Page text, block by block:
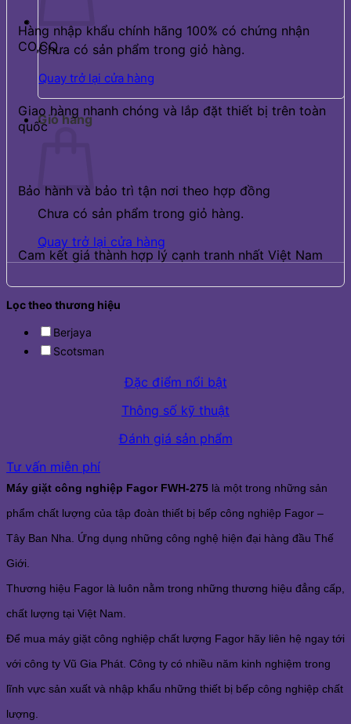
Chưa có sản phẩm trong giỏ hàng.
Quay trở lại cửa hàng
Giỏ hàng
Chưa có sản phẩm trong giỏ hàng.
Quay trở lại cửa hàng
Hàng nhập khẩu chính hãng 100% có chứng nhận
CO,CQ
Giao hàng nhanh chóng và lắp đặt thiết bị trên toàn
quốc
Bảo hành và bảo trì tận nơi theo hợp đồng
Cam kết giá thành hợp lý cạnh tranh nhất Việt Nam
Lọc theo thương hiệu
Berjaya
Scotsman
Đặc điểm nổi bật
Thông số kỹ thuật
Đánh giá sản phẩm
Tư vấn miễn phí
Máy giặt công nghiệp Fagor FWH-275 là một trong những sản
phẩm chất lượng của tập đoàn thiết bị bếp công nghiệp Fagor –
Tây Ban Nha. Ứng dụng những công nghệ hiện đại hàng đầu Thế
Giới.
Thương hiệu Fagor là luôn nằm trong những thương hiệu đẳng cấp,
chất lượng tại Việt Nam.
Để mua máy giặt công nghiệp chất lượng Fagor hãy liên hệ ngay tới
với công ty Vũ Gia Phát. Công ty có nhiều năm kinh nghiệm trong
lĩnh vực sản xuất và nhập khẩu những thiết bị bếp công nghiệp chất
lượng.